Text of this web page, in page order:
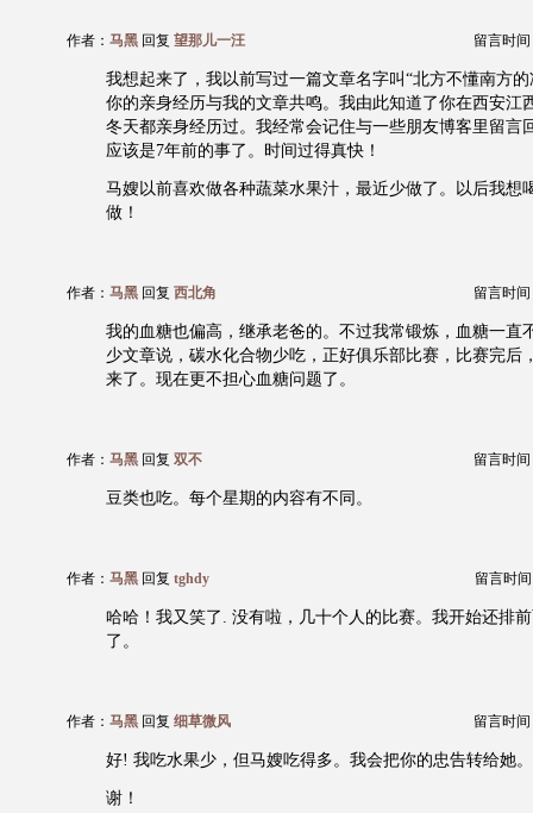
作者： 马黑 回复 望那儿一汪 留言时间
我想起来了，我以前写过一篇文章名字叫“北方不懂南方
你的亲身经历与我的文章共鸣。我由此知道了你在西安江
冬天都亲身经历过。我经常会记住与一些朋友博客里留言
应该是7年前的事了。时间过得真快！
马嫂以前喜欢做各种蔬菜水果汁，最近少做了。以后我想
做！
作者： 马黑 回复 西北角 留言时间
我的血糖也偏高，继承老爸的。不过我常锻炼，血糖一直
少文章说，碳水化合物少吃，正好俱乐部比赛，比赛完后
来了。现在更不担心血糖问题了。
作者： 马黑 回复 双不 留言时间
豆类也吃。每个星期的内容有不同。
作者： 马黑 回复 tghdy 留言时间
哈哈！我又笑了. 没有啦，几十个人的比赛。我开始还排
了。
作者： 马黑 回复 细草微风 留言时间
好! 我吃水果少，但马嫂吃得多。我会把你的忠告转给她。
谢！